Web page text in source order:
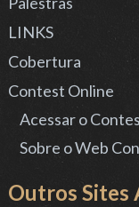
LINKS
Cobertura
Contest Online
Acessar o
Sobre o Web
Outros Sites